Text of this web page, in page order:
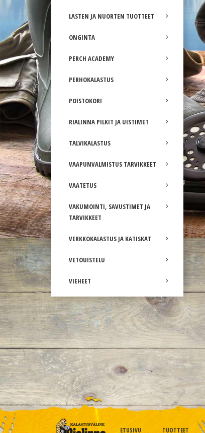
LASTEN JA NUORTEN TUOTTEET
ONGINTA
PERCH ACADEMY
PERHOKALASTUS
POISTOKORI
RIALINNA PILKIT JA UISTIMET
TALVIKALASTUS
VAAPUNVALMISTUS TARVIKKEET
VAATETUS
VAKUMOINTI, SAVUSTIMET JA
TARVIKKEET
VERKKOKALASTUS JA KATISKAT
VETOUISTELU
VIEHEET
ETUSIVU TUOTTEET